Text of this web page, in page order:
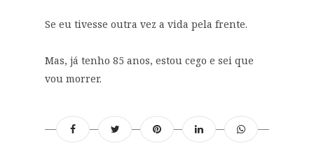
Se eu tivesse outra vez a vida pela frente.
Mas, já tenho 85 anos, estou cego e sei que
vou morrer.